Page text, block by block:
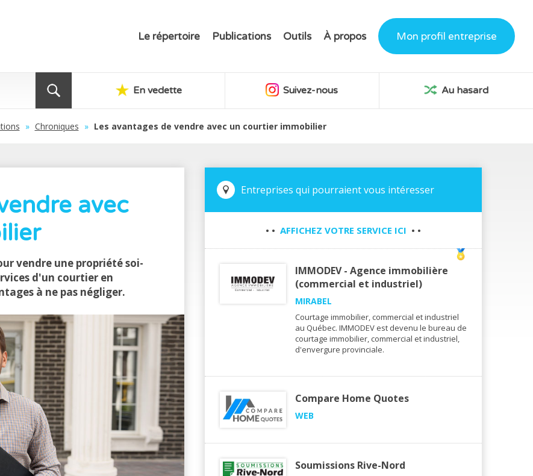
Le répertoire Publications Outils À propos Mon profil entreprise
En vedette Suivez-nous Au hasard
» Chroniques » Les avantages de vendre avec un courtier immobilier
avec
vendre une propriété soi-
d'un courtier en
à ne pas négliger.
Entreprises qui pourraient vous intéresser
• • AFFICHEZ VOTRE SERVICE ICI • •
IMMODEV - Agence immobilière
(commercial et industriel)
MIRABEL
Courtage immobilier, commercial et industriel
au Québec. IMMODEV est devenu le bureau de
courtage immobilier, commercial et industriel,
d'envergure provinciale.
Compare Home Quotes
WEB
Soumissions Rive-Nord